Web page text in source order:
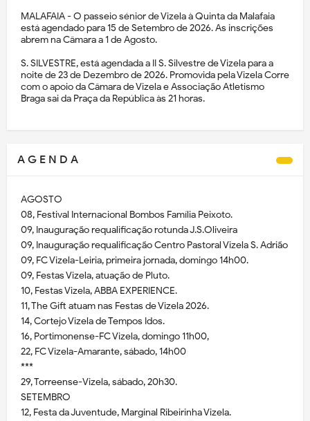
MALAFAIA - O passeio sénior de Vizela à Quinta da Malafaia
está agendado para 15 de Setembro de 2026. As inscrições
abrem na Câmara a 1 de Agosto.
S. SILVESTRE, está agendada a II S. Silvestre de Vizela para a
noite de 23 de Dezembro de 2026. Promovida pela Vizela Corre
com o apoio da Câmara de Vizela e Associação Atletismo
Braga sai da Praça da República às 21 horas.
A G E N D A
AGOSTO
08, Festival Internacional Bombos Família Peixoto.
09, Inauguração requalificação rotunda J.S.Oliveira
09, Inauguração requalificação Centro Pastoral Vizela S. Adrião
09, FC Vizela-Leiria, primeira jornada, domingo 14h00.
09, Festas Vizela, atuação de Pluto.
10, Festas Vizela, ABBA EXPERIENCE.
11, The Gift atuam nas Festas de Vizela 2026.
14, Cortejo Vizela de Tempos Idos.
16, Portimonense-FC Vizela, domingo 11h00,
22, FC Vizela-Amarante, sábado, 14h00
***
29, Torreense-Vizela, sábado, 20h30.
SETEMBRO
12, Festa da Juventude, Marginal Ribeirinha Vizela.